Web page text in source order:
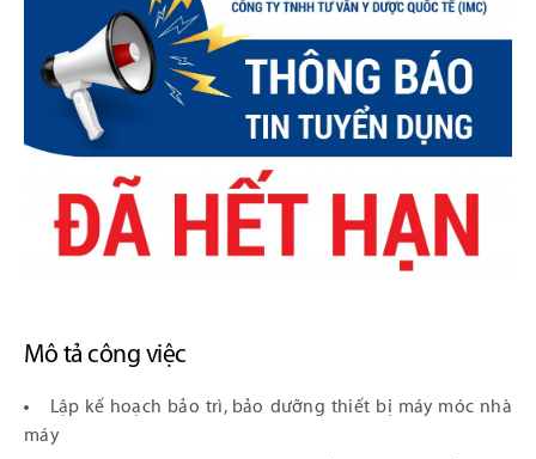
Mô tả công việc
Lập kế hoạch bảo trì, bảo dưỡng thiết bị máy móc nhà
máy